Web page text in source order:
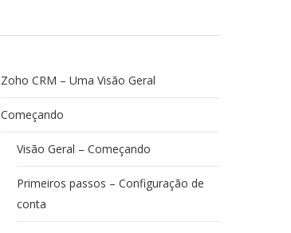
Zoho CRM – Uma Visão Geral
Começando
Visão Geral – Começando
Primeiros passos – Configuração de
conta